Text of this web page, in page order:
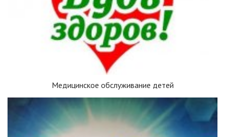
Медицинское обслуживание детей